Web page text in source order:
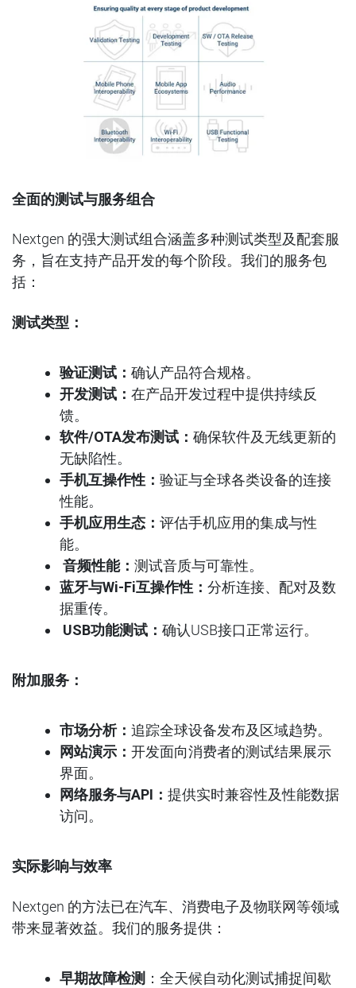
全面的测试与服务组合
Nextgen 的强大测试组合涵盖多种测试类型及配套服
务，旨在支持产品开发的每个阶段。我们的服务包
括：
测试类型：
验证测试： 确认产品符合规格。
开发测试： 在产品开发过程中提供持续反
馈。
软件/OTA发布测试： 确保软件及无线更新的
无缺陷性。
手机互操作性： 验证与全球各类设备的连接
性能。
手机应用生态： 评估手机应用的集成与性
能。
音频性能： 测试音质与可靠性。
蓝牙与Wi-Fi互操作性： 分析连接、配对及数
据重传。
USB功能测试： 确认USB接口正常运行。
附加服务：
市场分析： 追踪全球设备发布及区域趋势。
网站演示： 开发面向消费者的测试结果展示
界面。
网络服务与API： 提供实时兼容性及性能数据
访问。
实际影响与效率
Nextgen 的方法已在汽车、消费电子及物联网等领域
带来显著效益。我们的服务提供：
早期故障检测 ：全天候自动化测试捕捉间歇